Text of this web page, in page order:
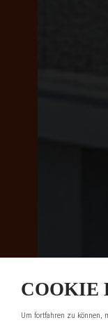
COOKIE
Um fortfahren zu können,